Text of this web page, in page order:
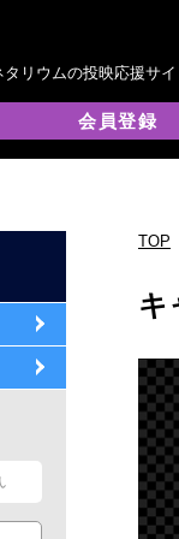
タリウムの投映応援サ
会員登録
TOP
キ